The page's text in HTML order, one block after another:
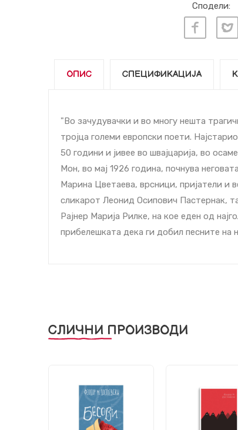
Сподели:
ОПИС СПЕЦИФИКАЦИЈА
"Во зачудувачки и во многу нешта
тројца големи европски поети.
50 години и јивее во швајцарија, во
Мон, во мај 1926 година, почнува
Марина Цветаева, врсници, пријатели и
сликарот Леонид Осипович Пастернак,
Рајнер Марија Рилке, на кое еден од
прибелешката дека ги добил песните на
СЛИЧНИ ПРОИЗВОДИ